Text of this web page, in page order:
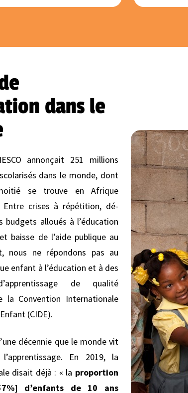
dans le
annonçait 251 millions
dans le monde, dont
se trouve en Afrique
Entre crises à répétition, dé-
budgets alloués à l’éducation
baisse de l’aide publique au
nous ne répondons pas au
enfant à l’éducation et à des
de qualité
la Convention Internationale
(CIDE).
décennie que le monde vit
En 2019, la
disait déjà : « la proportion
d’enfants de 10 ans